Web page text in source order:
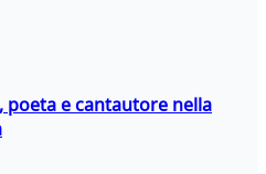
poeta e cantautore nella